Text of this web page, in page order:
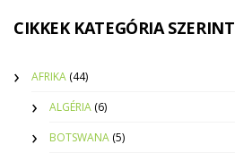
CIKKEK KATEGÓRIA SZERINT
AFRIKA (44)
ALGÉRIA (6)
BOTSWANA (5)